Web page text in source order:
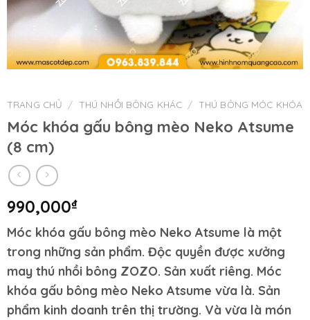
TRANG CHỦ / THÚ NHỒI BÔNG KHÁC / THÚ BÔNG MÓC KHÓA
Móc khóa gấu bông mèo Neko Atsume
(8 cm)
990,000₫
Móc khóa gấu bông mèo Neko Atsume là một
trong những sản phẩm. Độc quyền được xưởng
may thú nhồi bông ZOZO. Sản xuất riêng. Móc
khóa gấu bông mèo Neko Atsume vừa là. Sản
phẩm kinh doanh trên thị trường. Và vừa là món